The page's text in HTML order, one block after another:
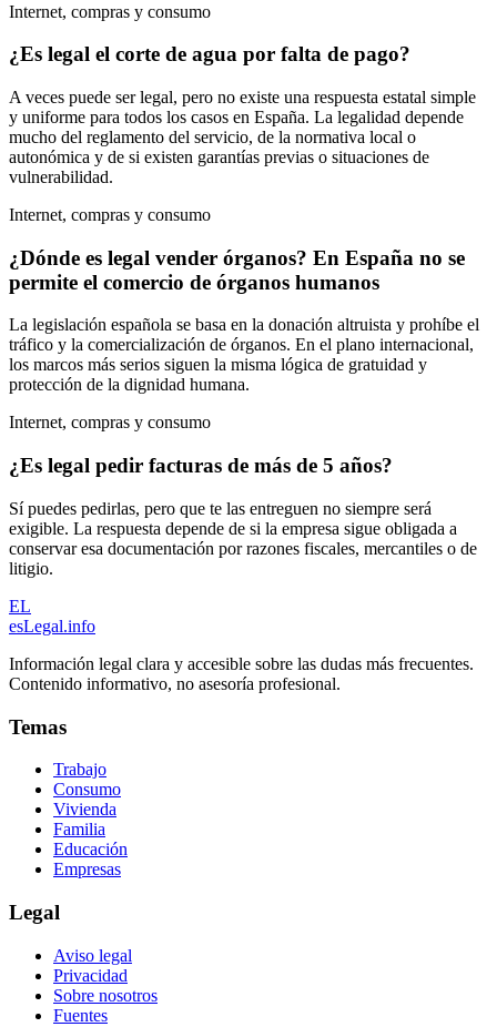
Internet, compras y consumo
¿Es legal el corte de agua por falta de pago?
A veces puede ser legal, pero no existe una respuesta estatal simple
y uniforme para todos los casos en España. La legalidad depende
mucho del reglamento del servicio, de la normativa local o
autonómica y de si existen garantías previas o situaciones de
vulnerabilidad.
Internet, compras y consumo
¿Dónde es legal vender órganos? En España no se
permite el comercio de órganos humanos
La legislación española se basa en la donación altruista y prohíbe el
tráfico y la comercialización de órganos. En el plano internacional,
los marcos más serios siguen la misma lógica de gratuidad y
protección de la dignidad humana.
Internet, compras y consumo
¿Es legal pedir facturas de más de 5 años?
Sí puedes pedirlas, pero que te las entreguen no siempre será
exigible. La respuesta depende de si la empresa sigue obligada a
conservar esa documentación por razones fiscales, mercantiles o de
litigio.
EL
esLegal.info
Información legal clara y accesible sobre las dudas más frecuentes.
Contenido informativo, no asesoría profesional.
Temas
Trabajo
Consumo
Vivienda
Familia
Educación
Empresas
Legal
Aviso legal
Privacidad
Sobre nosotros
Fuentes